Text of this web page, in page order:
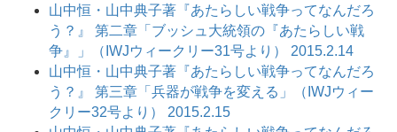
山中恒・山中典子著『あたらしい戦争ってなんだろ
う？』 第二章「ブッシュ大統領の『あたらしい戦
争』」（IWJウィークリー31号より） 2015.2.14
山中恒・山中典子著『あたらしい戦争ってなんだろ
う？』 第三章「兵器が戦争を変える」（IWJウィー
クリー32号より） 2015.2.15